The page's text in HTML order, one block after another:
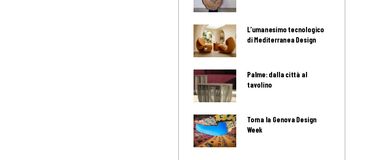
L’umanesimo tecnologico
di Mediterranea Design
Palme: dalla città al
tavolino
Torna la Genova Design
Week